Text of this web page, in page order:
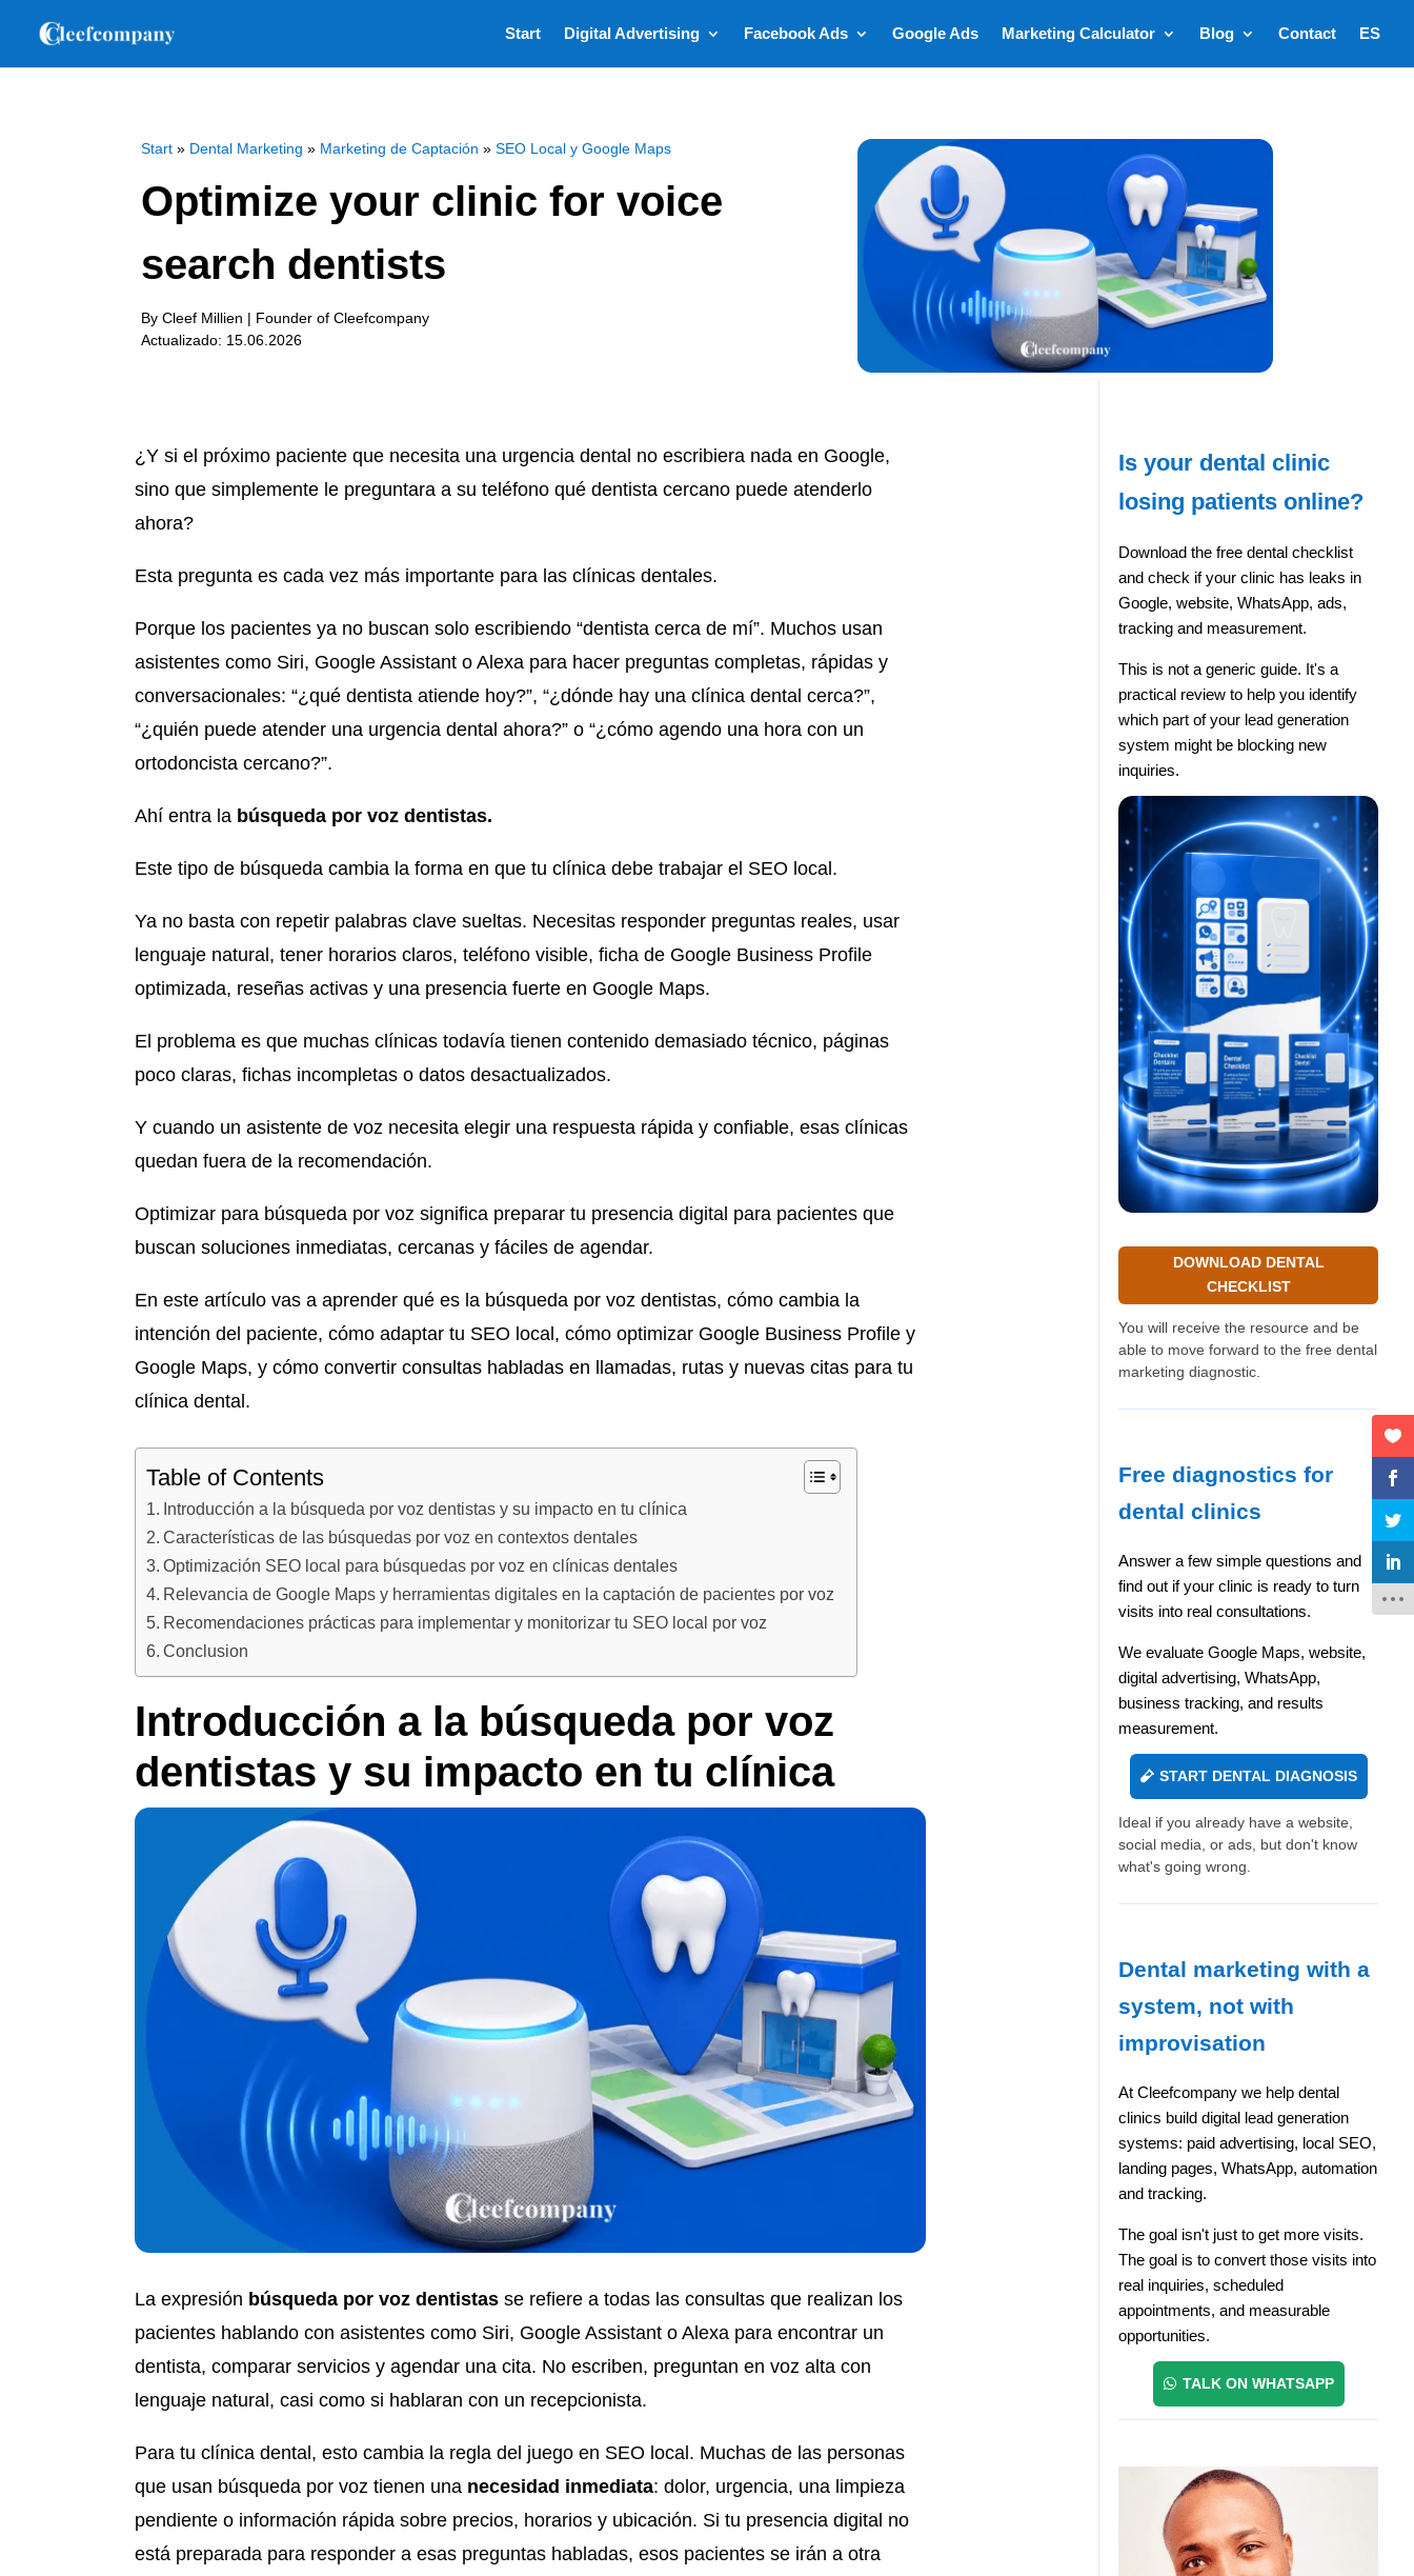
Start Digital Advertising Facebook Ads Google Ads Marketing Calculator Blog Contact ES
Start » Dental Marketing » Marketing de Captación »SEO Local y Google Maps
Optimize your clinic for voice
search dentists
By Cleef Millien | Founder of Cleefcompany
Actualizado: 15.06.2026
¿Y si el próximo paciente que necesita una urgencia dental no escribiera nada en Google,
sino que simplemente le preguntara a su teléfono qué dentista cercano puede atenderlo
ahora?
Esta pregunta es cada vez más importante para las clínicas dentales.
Porque los pacientes ya no buscan solo escribiendo “dentista cerca de mí”. Muchos usan
asistentes como Siri, Google Assistant o Alexa para hacer preguntas completas, rápidas y
conversacionales: “¿qué dentista atiende hoy?”, “¿dónde hay una clínica dental cerca?”,
“¿quién puede atender una urgencia dental ahora?” o “¿cómo agendo una hora con un
ortodoncista cercano?”.
Ahí entra la búsqueda por voz dentistas.
Este tipo de búsqueda cambia la forma en que tu clínica debe trabajar el SEO local.
Ya no basta con repetir palabras clave sueltas. Necesitas responder preguntas reales, usar
lenguaje natural, tener horarios claros, teléfono visible, ficha de Google Business Profile
optimizada, reseñas activas y una presencia fuerte en Google Maps.
El problema es que muchas clínicas todavía tienen contenido demasiado técnico, páginas
poco claras, fichas incompletas o datos desactualizados.
Y cuando un asistente de voz necesita elegir una respuesta rápida y confiable, esas clínicas
quedan fuera de la recomendación.
Optimizar para búsqueda por voz significa preparar tu presencia digital para pacientes que
buscan soluciones inmediatas, cercanas y fáciles de agendar.
En este artículo vas a aprender qué es la búsqueda por voz dentistas, cómo cambia la
intención del paciente, cómo adaptar tu SEO local, cómo optimizar Google Business Profile y
Google Maps, y cómo convertir consultas habladas en llamadas, rutas y nuevas citas para tu
clínica dental.
Table of Contents
Introducción a la búsqueda por voz dentistas y su impacto en tu clínica
Características de las búsquedas por voz en contextos dentales
Optimización SEO local para búsquedas por voz en clínicas dentales
Relevancia de Google Maps y herramientas digitales en la captación de pacientes por voz
Recomendaciones prácticas para implementar y monitorizar tu SEO local por voz
Conclusion
Introducción a la búsqueda por voz
dentistas y su impacto en tu clínica
La expresión búsqueda por voz dentistasse refiere a todas las consultas que realizan los
pacientes hablando con asistentes como Siri, Google Assistant o Alexa para encontrar un
dentista, comparar servicios y agendar una cita. No escriben, preguntan en voz alta con
lenguaje natural, casi como si hablaran con un recepcionista.
Para tu clínica dental, esto cambia la regla del juego en SEO local. Muchas de las personas
que usan búsqueda por voz tienen una necesidad inmediata: dolor, urgencia, una limpieza
pendiente o información rápida sobre precios, horarios y ubicación. Si tu presencia digital no
está preparada para responder a esas preguntas habladas, esos pacientes se irán a otra
Is your dental clinic
losing patients online?
Download the free dental checklist
and check if your clinic has leaks in
Google, website, WhatsApp, ads,
tracking and measurement.
This is not a generic guide. It's a
practical review to help you identify
which part of your lead generation
system might be blocking new
inquiries.
DOWNLOAD DENTAL
CHECKLIST
You will receive the resource and be
able to move forward to the free dental
marketing diagnostic.
Free diagnostics for
dental clinics
Answer a few simple questions and
find out if your clinic is ready to turn
visits into real consultations.
We evaluate Google Maps, website,
digital advertising, WhatsApp,
business tracking, and results
measurement.
START DENTAL DIAGNOSIS
Ideal if you already have a website,
social media, or ads, but don't know
what's going wrong.
Dental marketing with a
system, not with
improvisation
At Cleefcompany we help dental
clinics build digital lead generation
systems: paid advertising, local SEO,
landing pages, WhatsApp, automation
and tracking.
The goal isn't just to get more visits.
The goal is to convert those visits into
real inquiries, scheduled
appointments, and measurable
opportunities.
TALK ON WHATSAPP